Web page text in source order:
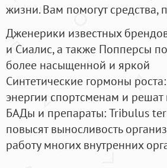
жизни. Вам помогут
Дженерики известных
и Сиалис, а также Попперсы
более насыщенной и яркой
Синтетические гормоны роста
энергии спортсменам и
БАДы и препараты:Tribulus
повысят выносливость
работу многих внутренних